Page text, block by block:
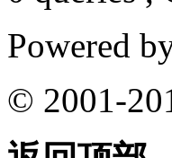
Powered
© 2001-